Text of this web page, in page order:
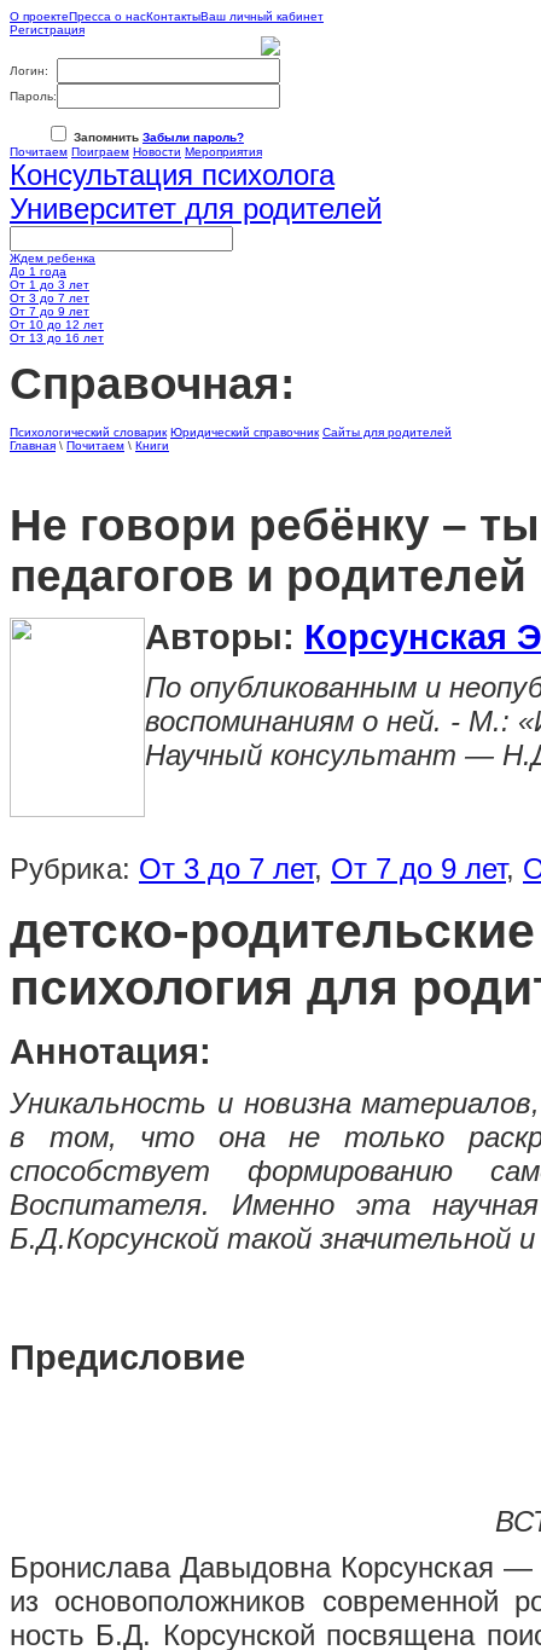
О проектеПресса о насКонтактыВаш личный кабинет
Регистрация
Логин:
Пароль:
Запомнить Забыли пароль?
Почитаем Поиграем Новости Мероприятия
Консультация психолога
Университет для родителей
Ждем ребенка
До 1 года
От 1 до 3 лет
От 3 до 7 лет
От 7 до 9 лет
От 10 до 12 лет
От 13 до 16 лет
Cправочная:
Психологический словарик Юридический справочник Сайты для родителей
Главная \ Почитаем \ Книги
Не говори ребёнку –
педагогов и родителей
Авторы: Корсунская
По опубликованным и
воспоминаниям о ней. - М.:
Научный консультант —
Рубрика: От 3 до 7 лет, От 7 до 9 лет,
детско-
психология для
Аннотация:
Уникальность и новизна
в том, что она не только
способствует формированию
Воспитателя. Именно эта
Б.Д.Корсунской такой значительной
Предисловие
Бронислава Давыдовна Корсунская
из основоположников со­временной
ность Б.Д. Корсунской посвящена